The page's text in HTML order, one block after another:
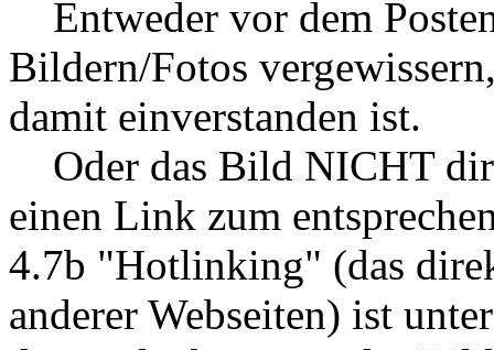
Entweder vor dem
Bildern/Fotos
damit einverstanden ist.
Oder das Bild NICHT
einen Link zum
4.7b "Hotlinking" (das
anderer Webseiten) ist